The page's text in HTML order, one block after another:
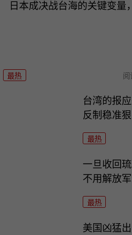
日本成决战台海的关键变量
最热 阅
台湾的报
反制稳准狠
最热
一旦收回
不用解放
最热
美国凶猛